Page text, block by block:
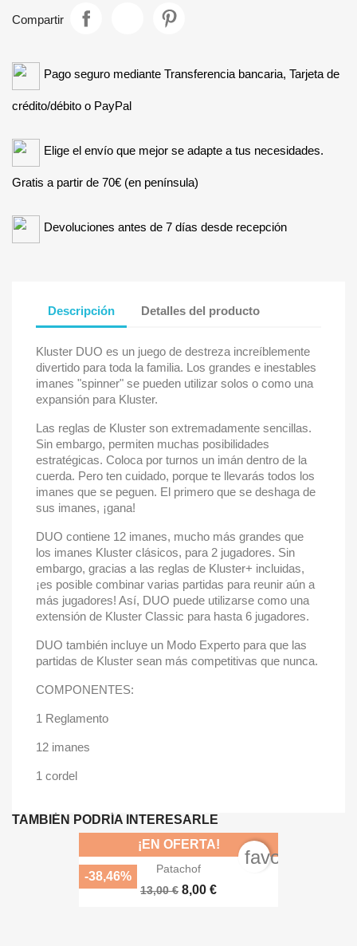
Compartir
Pago seguro mediante Transferencia bancaria, Tarjeta de
crédito/débito o PayPal
Elige el envío que mejor se adapte a tus necesidades.
Gratis a partir de 70€ (en península)
Devoluciones antes de 7 días desde recepción
Descripción Detalles del producto
Kluster DUO es un juego de destreza increíblemente
divertido para toda la familia. Los grandes e inestables
imanes "spinner" se pueden utilizar solos o como una
expansión para Kluster.
Las reglas de Kluster son extremadamente sencillas.
Sin embargo, permiten muchas posibilidades
estratégicas. Coloca por turnos un imán dentro de la
cuerda. Pero ten cuidado, porque te llevarás todos los
imanes que se peguen. El primero que se deshaga de
sus imanes, ¡gana!
DUO contiene 12 imanes, mucho más grandes que
los imanes Kluster clásicos, para 2 jugadores. Sin
embargo, gracias a las reglas de Kluster+ incluidas,
¡es posible combinar varias partidas para reunir aún a
más jugadores! Así, DUO puede utilizarse como una
extensión de Kluster Classic para hasta 6 jugadores.
DUO también incluye un Modo Experto para que las
partidas de Kluster sean más competitivas que nunca.
COMPONENTES:
1 Reglamento
12 imanes
1 cordel
TAMBIÉN PODRÍA INTERESARLE
Patachof
13,00 € 8,00 €
¡EN OFERTA!
-38,46%